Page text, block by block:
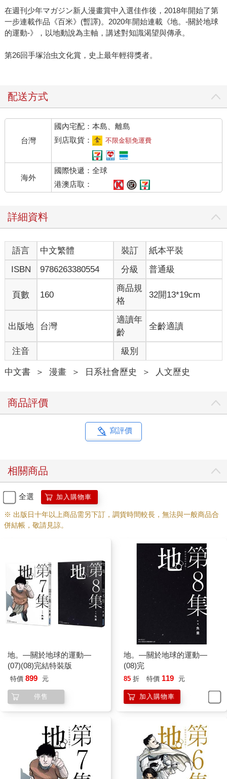
在週刊少年マガジン新人漫畫賞中入選佳作後，2018年開始了第
一步連載作品《百米》(暫譯)。2020年開始連載《地。-關於地球
的運動-》，以地動說為主軸，講述對知識渴望與傳承。
第26回手塚治虫文化賞，史上最年輕得獎者。
配送方式
台灣
國內宅配：本島、離島
到店取貨：
不限金額免運費
海外
國際快遞：全球
港澳店取：
詳細資料
語言 中文繁體 裝訂
紙本平裝
ISBN
9786263380554 分級 普通級
頁數 160
商品規
格
32開13*19cm
出版地 台灣
適讀年
齡
全齡適讀
注音 級別
中文書 ＞ 漫畫 ＞ 日系社會歷史 ＞ 人文歷史
商品評價
寫評價
相關商品
全選 加入購物車
※ 出版日十年以上商品需另下訂，調貨時間較長，無法與一般商品合
併結帳，敬請見諒。
地。—關於地球的運動—
(07)(08)完結特裝版
特價 899 元
停售
地。—關於地球的運動—
(08)完
85 折 特價 119 元
加入購物車